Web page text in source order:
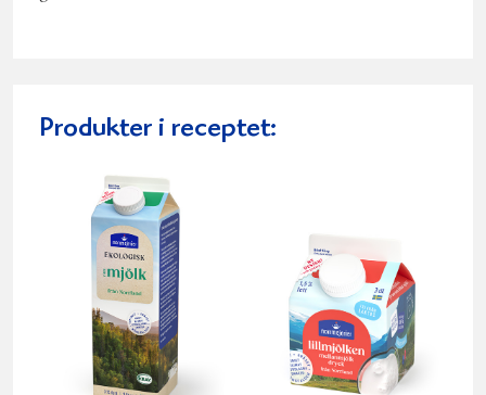
Produkter i receptet: